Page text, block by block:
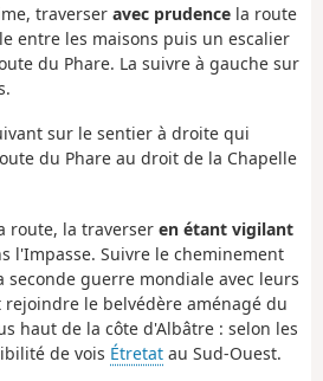
traverser avec prudence la route
entre les maisons puis un escalier
du Phare. La suivre à gauche sur
sur le sentier à droite qui
du Phare au droit de la Chapelle
route, la traverser en étant vigilant
l'Impasse. Suivre le cheminement
seconde guerre mondiale avec leurs
le belvédère aménagé du
haut de la côte d'Albâtre : selon les
de vois Étretat au Sud-Ouest.